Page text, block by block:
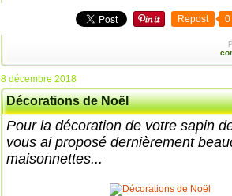
Repost 0
8 décembre 2018
Décorations de Noël
Pour la décoration de votre sapin
vous ai proposé dernièrement
maisonnettes...